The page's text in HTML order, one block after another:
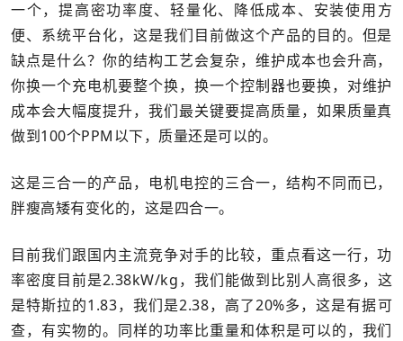
一个，提高密功率度、轻量化、降低成本、安装使用方
便、系统平台化，这是我们目前做这个产品的目的。但是
缺点是什么？你的结构工艺会复杂，维护成本也会升高，
你换一个充电机要整个换，换一个控制器也要换，对维护
成本会大幅度提升，我们最关键要提高质量，如果质量真
做到100个PPM以下，质量还是可以的。
这是三合一的产品，电机电控的三合一，结构不同而已，
胖瘦高矮有变化的，这是四合一。
目前我们跟国内主流竞争对手的比较，重点看这一行，功
率密度目前是2.38kW/kg，我们能做到比别人高很多，这
是特斯拉的1.83，我们是2.38，高了20%多，这是有据可
查，有实物的。同样的功率比重量和体积是可以的，我们